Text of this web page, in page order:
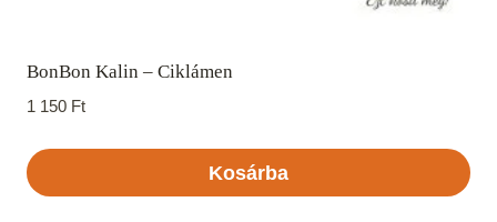
BonBon Kalin – Ciklámen
1 150 Ft
Kosárba